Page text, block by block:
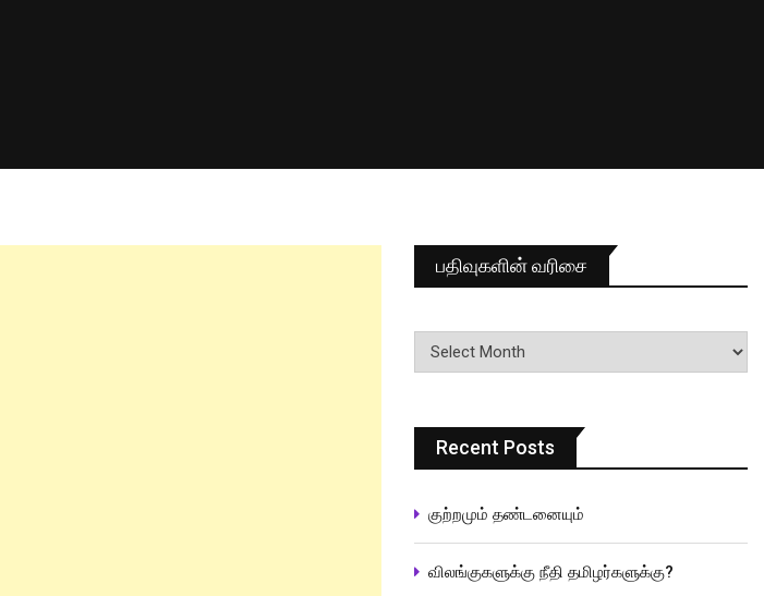
பதிவுகளின் வரிசை
பதிவுகளின்
வரிசை
Recent Posts
குற்றமும் தண்டனையும்
விலங்குகளுக்கு நீதி தமிழர்களுக்கு?